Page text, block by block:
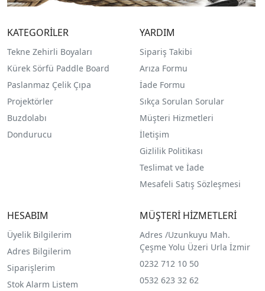
KATEGORİLER
Tekne Zehirli Boyaları
Kürek Sörfü Paddle Board
Paslanmaz Çelik Çıpa
Projektörler
Buzdolabı
Dondurucu
YARDIM
Sipariş Takibi
Arıza Formu
İade Formu
Sıkça Sorulan Sorular
Müşteri Hizmetleri
İletişim
Gizlilik Politikası
Teslimat ve İade
Mesafeli Satış Sözleşmesi
HESABIM
Üyelik Bilgilerim
Adres Bilgilerim
Siparişlerim
Stok Alarm Listem
MÜŞTERİ HİZMETLERİ
Adres /Uzunkuyu Mah.
Çeşme Yolu Üzeri Urla İzmir
0232 712 10 50
0532 623 32 62